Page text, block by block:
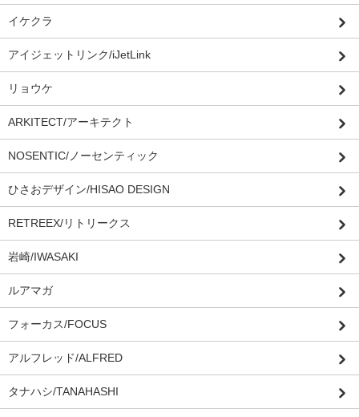
イケクラ
アイジェットリンク/iJetLink
リョウケ
ARKITECT/アーキテクト
NOSENTIC/ノーセンティック
ひさおデザイン/HISAO DESIGN
RETREEX/リトリークス
岩崎/IWASAKI
ルアマガ
フォーカス/FOCUS
アルフレッド/ALFRED
タナハシ/TANAHASHI